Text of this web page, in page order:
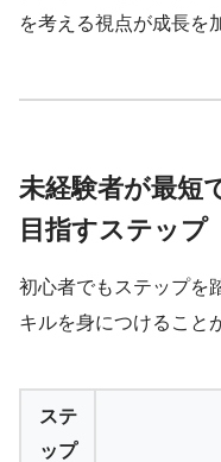
を考える視点が成長を
未経験者が最短
目指すステップ
初心者でもステップを
キルを身につけること
ステ
ップ